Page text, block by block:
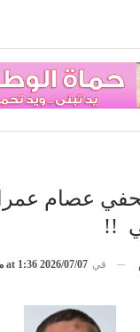
عصام
!!
في 2026/07/07 at 1:36 مساءً